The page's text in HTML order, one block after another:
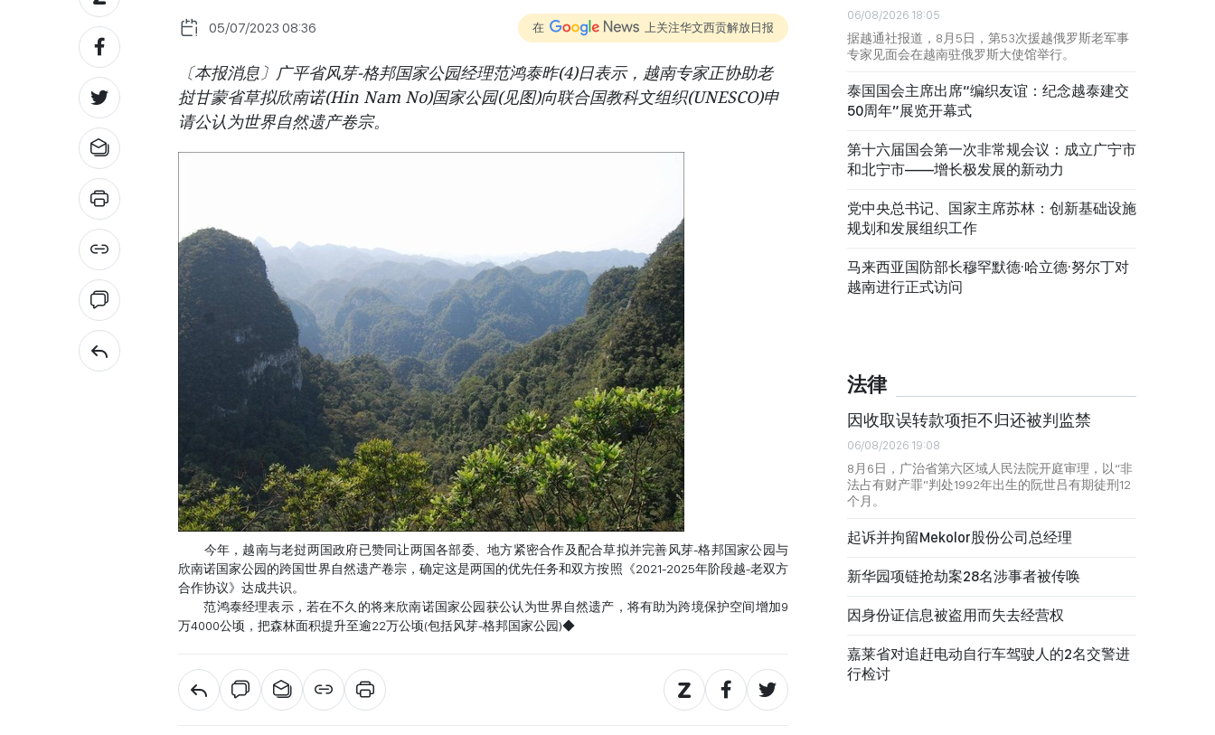
05/07/2023 08:36 在 上关注华文西贡解放日报
〔本报消息〕广平省风芽-格邦国家公园经理范鸿泰昨(4)日表示，越南专家正协助老
挝甘蒙省草拟欣南诺(Hin Nam No)国家公园(见图)向联合国教科文组织(UNESCO)申
请公认为世界自然遗产卷宗。
今年，越南与老挝两国政府已赞同让两国各部委、地方紧密合作及配合草拟并完善风芽-格邦国家公园与
欣南诺国家公园的跨国世界自然遗产卷宗，确定这是两国的优先任务和双方按照《2021-2025年阶段越-老双方
合作协议》达成共识。
范鸿泰经理表示，若在不久的将来欣南诺国家公园获公认为世界自然遗产，将有助为跨境保护空间增加9
万4000公顷，把森林面积提升至逾22万公顷(包括风芽-格邦国家公园)◆
06/08/2026 18:05
据越通社报道，8月5日，第53次援越俄罗斯老军事
专家见面会在越南驻俄罗斯大使馆举行。
泰国国会主席出席“编织友谊：纪念越泰建交
50周年”展览开幕式
第十六届国会第一次非常规会议：成立广宁市
和北宁市——增长极发展的新动力
党中央总书记、国家主席苏林：创新基础设施
规划和发展组织工作
马来西亚国防部长穆罕默德·哈立德·努尔丁对
越南进行正式访问
法律
因收取误转款项拒不归还被判监禁
06/08/2026 19:08
8月6日，广治省第六区域人民法院开庭审理，以“非
法占有财产罪”判处1992年出生的阮世吕有期徒刑12
个月。
起诉并拘留Mekolor股份公司总经理
新华园项链抢劫案28名涉事者被传唤
因身份证信息被盗用而失去经营权
嘉莱省对追赶电动自行车驾驶人的2名交警进
行检讨